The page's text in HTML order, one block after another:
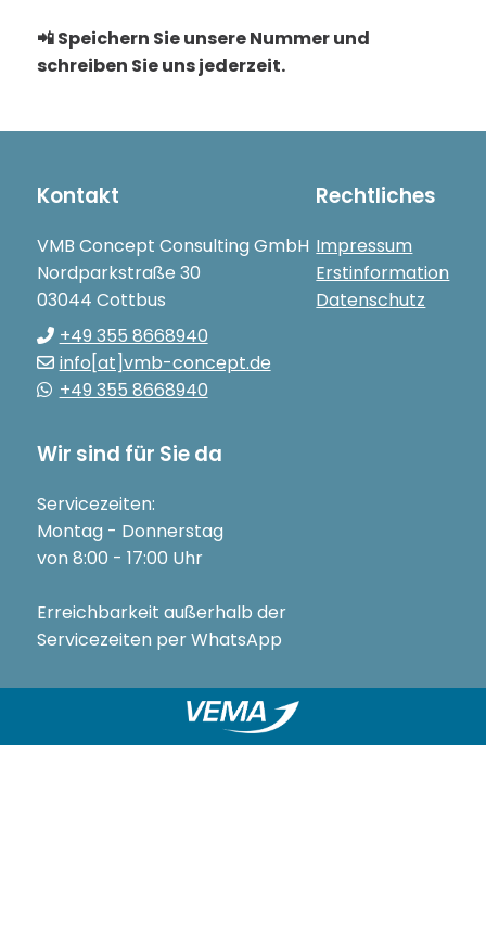
📲 Speichern Sie unsere Nummer und
schreiben Sie uns jederzeit.
Kontakt
VMB Concept Consulting GmbH
Nordparkstraße 30
03044 Cottbus
+49 355 8668940
info[at]vmb-concept.de
+49 355 8668940
Rechtliches
Impressum
Erstinformation
Datenschutz
Wir sind für Sie da
Servicezeiten:
Montag - Donnerstag
von 8:00 - 17:00 Uhr
Erreichbarkeit außerhalb der
Servicezeiten per WhatsApp